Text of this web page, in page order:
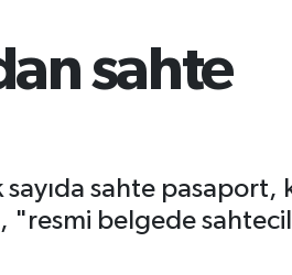
sahte
sahte pasaport,
"resmi belgede